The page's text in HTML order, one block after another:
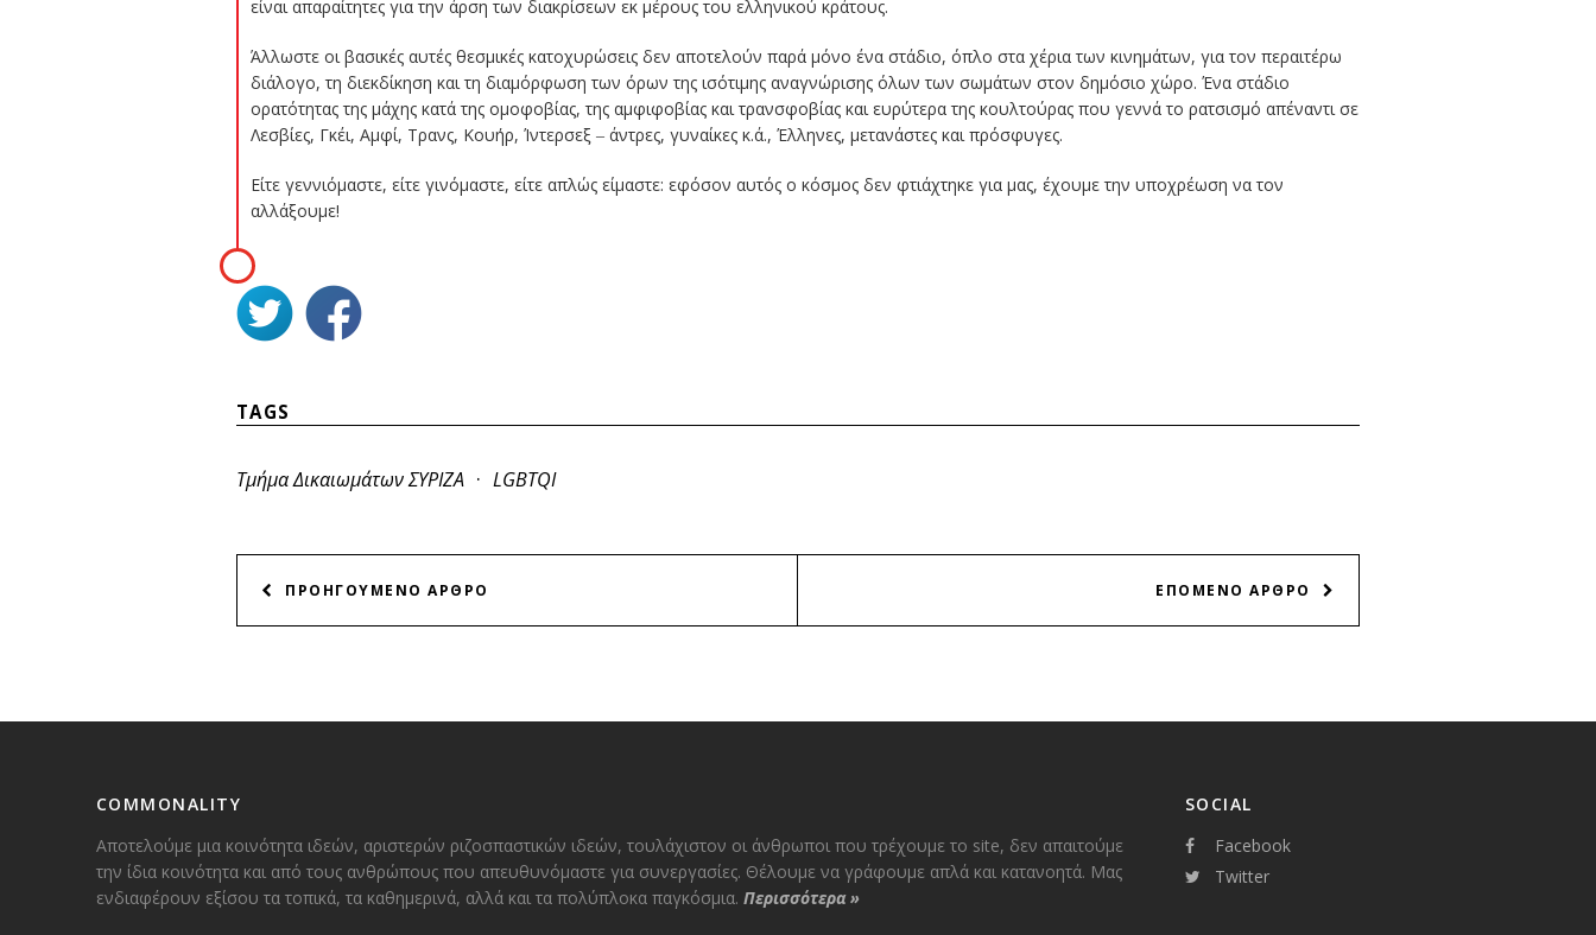
είναι απαραίτητες για την άρση των διακρίσεων εκ μέρους του ελληνικού κράτους.
Άλλωστε οι βασικές αυτές θεσμικές κατοχυρώσεις δεν αποτελούν παρά μόνο ένα στάδιο, όπλο στα χέρια των κινημάτων, για τον περαιτέρω
διάλογο, τη διεκδίκηση και τη διαμόρφωση των όρων της ισότιμης αναγνώρισης όλων των σωμάτων στον δημόσιο χώρο. Ένα στάδιο
ορατότητας της μάχης κατά της ομοφοβίας, της αμφιφοβίας και τρανσφοβίας και ευρύτερα της κουλτούρας που γεννά το ρατσισμό απέναντι σε
Λεσβίες, Γκέι, Αμφί, Τρανς, Κουήρ, Ίντερσεξ ‒ άντρες, γυναίκες κ.ά., Έλληνες, μετανάστες και πρόσφυγες.
Είτε γεννιόμαστε, είτε γινόμαστε, είτε απλώς είμαστε: εφόσον αυτός ο κόσμος δεν φτιάχτηκε για μας, έχουμε την υποχρέωση να τον
αλλάξουμε!
TAGS
Τμήμα Δικαιωμάτων ΣΥΡΙΖΑ · LGBTQI
ΑΡΘΡΩΝ
ΕΠΟΜΕΝΟ ΑΡΘΡΟ
ΠΡΟΗΓΟΥΜΕΝΟ ΑΡΘΡΟ
COMMONALITY
Αποτελούμε μια κοινότητα ιδεών, αριστερών ριζοσπαστικών ιδεών, τουλάχιστον οι άνθρωποι που τρέχουμε το site, δεν απαιτούμε
την ίδια κοινότητα και από τους ανθρώπους που απευθυνόμαστε για συνεργασίες. Θέλουμε να γράφουμε απλά και κατανοητά. Μας
ενδιαφέρουν εξίσου τα τοπικά, τα καθημερινά, αλλά και τα πολύπλοκα παγκόσμια. Περισσότερα»
SOCIAL
Facebook
Twitter